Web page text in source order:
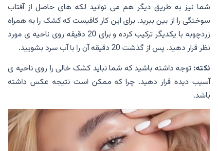
شما نیز به طریق دیگر هم می توانید لکه های حاصل از آفتاب
سوختگی را از بین ببرید. برای این کار کافیست که کشک را به همراه
زردچوبه با یکدیگر ترکیب کرده و برای 20 دقیقه روی ناحیه ی مورد
نظر قرار دهید. پس از گذشت 20 دقیقه آن را با آب سرد بشویید.
نکته: توجه داشته باشید که شما نباید کشک خالی را روی ناحیه ی
آسیب دیده قرار دهید. چرا که ممکن است نتیجه عکس داشته
باشد.